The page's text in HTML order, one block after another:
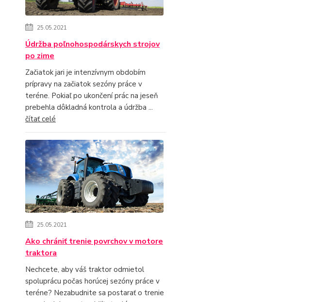
25.05.2021
Údržba poľnohospodárskych strojov
po zime
Začiatok jari je intenzívnym obdobím
prípravy na začiatok sezóny práce v
teréne. Pokiaľ po ukončení prác na jeseň
prebehla dôkladná kontrola a údržba ...
čítať celé
25.05.2021
Ako chrániť trenie povrchov v motore
traktora
Nechcete, aby váš traktor odmietol
spoluprácu počas horúcej sezóny práce v
teréne? Nezabudnite sa postarať o trenie